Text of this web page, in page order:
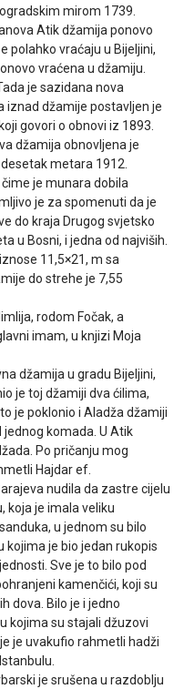
mirom 1739.
Atik džamija ponovo
polahko vraćaju u Bijeljini,
vraćena u džamiju.
je sazidana nova
iznad džamije postavljen je
govori o obnovi iz 1893.
džamija obnovljena je
metara 1912.
je munara dobila
je za spomenuti da je
do kraja Drugog svjetsko
u Bosni, i jedna od najviših.
11,5×21, m sa
do strehe je 7,55
rodom Fočak, a
imam, u knjizi Moja
džamija u gradu Bijeljini,
je toj džamiji dva ćilima,
je poklonio i Aladža džamiji
jednog komada. U Atik
Po pričanju mog
Hajdar ef.
nudila da zastre cijelu
koja je imala veliku
u jednom su bilo
kojima je bio jedan rukopis
Sve je to bilo pod
kamenčići, koji su
dova. Bilo je i jedno
kojima su stajali džuzovi
je uvakufio rahmetli hadži
je srušena u razdoblju